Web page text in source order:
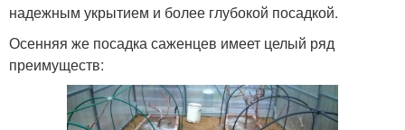
надежным укрытием и более глубокой посадкой.
Осенняя же посадка саженцев имеет целый ряд
преимуществ: